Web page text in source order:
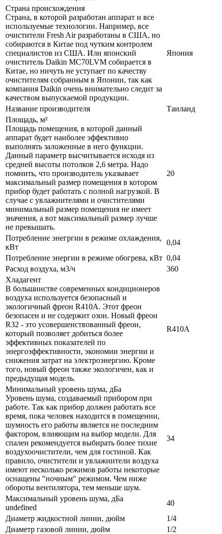
Страна происхождения
Страна, в которой разработан аппарат и все
используемые технологии. Например, все
очистители Fresh Air разработаны в США, но
собираются в Китае под чутким контролем
специалистов из США. Или японский
очиститель Daikin MC70LVM собирается в
Китае, но ничуть не уступает по качеству
очистителям собранным в Японии, так как
компания Daikin очень внимательно следит за
качеством выпускаемой продукции.
Япония
Название производителя
Таиланд
Площадь, м²
Площадь помещения, в которой данный
аппарат будет наиболее эффективно
выполнять заложенные в него функции.
Данный параметр высчитывается исходя из
средней высоты потолков 2,6 метра. Надо
помнить, что производитель указывает
максимальный размер помещения в котором
прибор будет работать с полной нагрузкой. В
случае с увлажнителями и очистителями
минимальный размер помещения не имеет
значения, а вот максимальный размер лучше
не превышать.
20
Потребление энегргии в режиме охлаждения,
кВт
0,04
Потребление энергии в режиме обогрева, кВт 0,04
Расход воздуха, м3/ч
360
Хладагент
В большинстве современных кондиционеров
воздуха используется безопасный и
экологичный фреон R410A. Этот фреон
безопасен и не содержит озон. Новый фреон
R32 - это усовершенствованный фреон,
который позволяет добиться более
эффективных показателей по
энергоэффективности, экономии энергии и
снижения затрат на электроэнергию. Кроме
того, новый фреон также экологичен, как и
предыдущая модель.
R410A
Минимальный уровень шума, дБа
Уровень шума, создаваемый прибором при
работе. Так как прибор должен работать все
время, пока человек находится в помещении,
шумность его работы является не последним
фактором, влияющим на выбор модели. Для
спален рекомендуется выбирать более тихие
воздухоочистители, чем для гостиной. Как
правило, очистители и увлажнители воздуха
имеют несколько режимов работы некоторые
оснащены "ночным" режимом. Чем ниже
обороты вентилятора, тем меньше шум.
34
Максимальный уровень шума, дБа
undefined
40
Диаметр жидкостной линии, дюйм
1/4
Диаметр газовой линии, дюйм
1/2